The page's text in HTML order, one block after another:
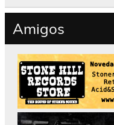
Amigos